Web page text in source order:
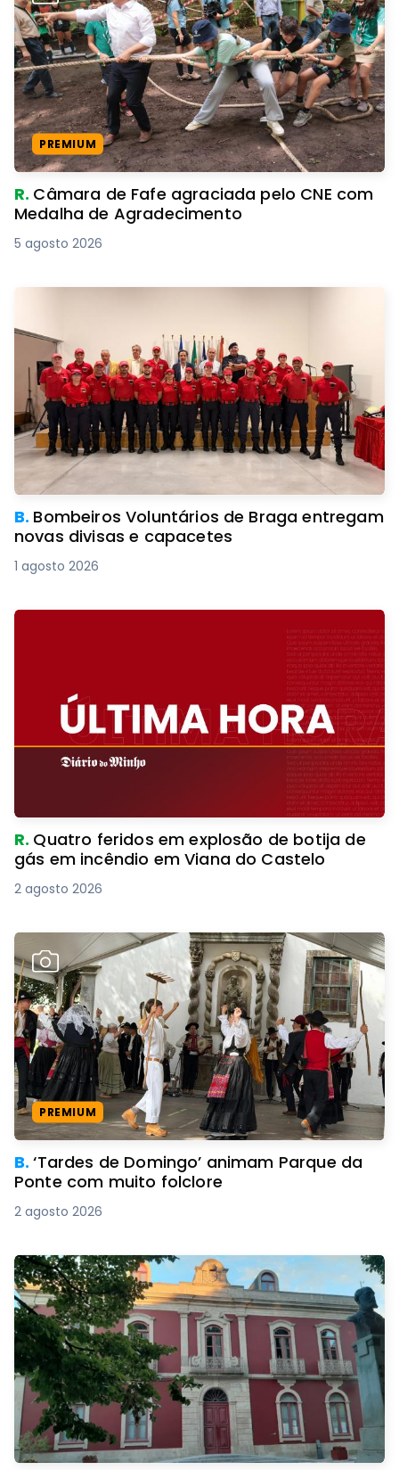
PREMIUM
R. Câmara de Fafe agraciada pelo CNE com
Medalha de Agradecimento
5 agosto 2026
B. Bombeiros Voluntários de Braga entregam
novas divisas e capacetes
1 agosto 2026
R. Quatro feridos em explosão de botija de
gás em incêndio em Viana do Castelo
2 agosto 2026
PREMIUM
B.‘Tardes de Domingo’ animam Parque da
Ponte com muito folclore
2 agosto 2026